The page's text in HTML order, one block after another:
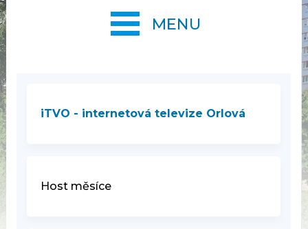
iTVO - internetová televize Orlová
Host měsíce
MENU